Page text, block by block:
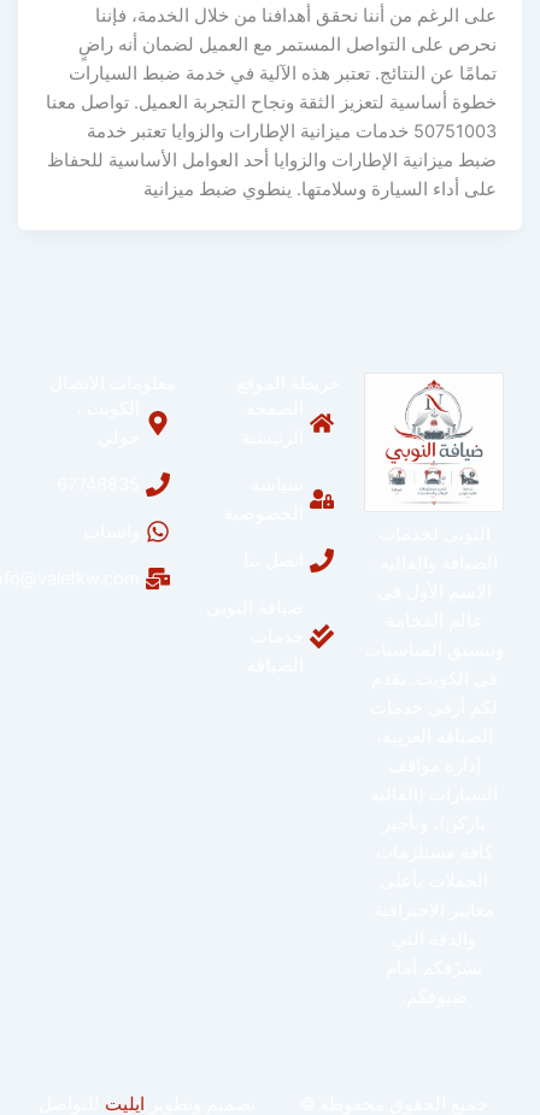
على الرغم من أننا نحقق أهدافنا من خلال الخدمة، فإننا
نحرص على التواصل المستمر مع العميل لضمان أنه راضٍ
تمامًا عن النتائج. تعتبر هذه الآلية في خدمة ضبط السيارات
خطوة أساسية لتعزيز الثقة ونجاح التجربة العميل. تواصل معنا
50751003 خدمات ميزانية الإطارات والزوايا تعتبر خدمة
ضبط ميزانية الإطارات والزوايا أحد العوامل الأساسية للحفاظ
على أداء السيارة وسلامتها. ينطوي ضبط ميزانية
الرئيسية
الخصوصية
اتصل بنا
خدمات
67748835
واتساب
info@valetkw.com
ايليتللتواصل